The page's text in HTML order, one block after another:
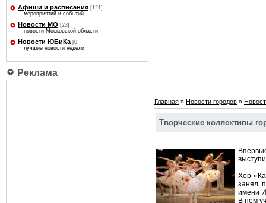
Афиши и расписания [121]
мероприятий и событий
Новости МО [23]
новости Московской области
Новости ЮБиКа [0]
лучшие новости недели
Реклама
Главная » Новости городов »
Творческие коллективы
Хор
занял
имени
В нём